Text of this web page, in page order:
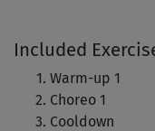
nicht nur deine
die Beinmuskulatur
dabei die Freude an
mitreißenden Musik
Included
Warm-up 1
Choreo 1
Cooldown